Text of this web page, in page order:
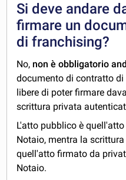
Si deve andare
firmare un
di franchising?
No, non è obbligatorio
documento di contratto
libere di poter firmare
scrittura privata
L'atto pubblico è
Notaio, mentra la
quell'atto firmato da
Notaio.